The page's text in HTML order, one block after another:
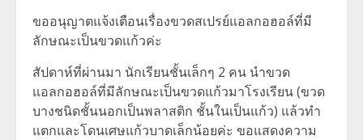
ขออนุญาตแจ้งเตือนเรื่องขวดสเปรย์แอลกอฮอล์ที่มี
ลักษณะเป็นขวดแก้วค่ะ
สัปดาห์ที่ผ่านมา นักเรียนชั้นเล็กๆ 2 คน นำขวด
แอลกอฮอล์ที่มีลักษณะเป็นขวดแก้วมาโรงเรียน (ขวด
บางชนิดชั้นนอกเป็นพลาสติก ชั้นในเป็นแก้ว) แล้วทำ
แตกและโดนเศษแก้วบาดเล็กน้อยค่ะ ขอแสดงความ